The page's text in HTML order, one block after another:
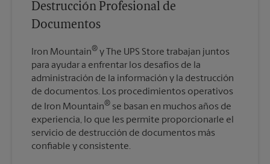
Destrucción Profesional de
Documentos
Iron Mountain® y The UPS Store trabajan juntos
para ayudar a enfrentar los desafíos de la
administración de la información y la destrucción
de documentos. Los procedimientos operativos
de Iron Mountain® se basan en muchos años de
experiencia, lo que les permite proporcionarle el
servicio de destrucción de documentos más
confiable y consistente.